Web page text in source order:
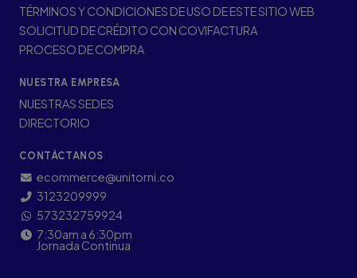
TÉRMINOS Y CONDICIONES DE USO DE ESTE SITIO WEB
SOLICITUD DE CRÉDITO CON COVIFACTURA
PROCESO DE COMPRA
NUESTRA EMPRESA
NUESTRAS SEDES
DIRECTORIO
CONTÁCTANOS
ecommerce@unitorni.co
3123209999
573232759924
7:30am a 6:30pm
Jornada Continua